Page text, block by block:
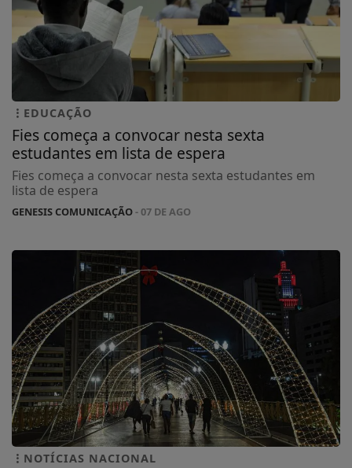
EDUCAÇÃO
Fies começa a convocar nesta sexta
estudantes em lista de espera
Fies começa a convocar nesta sexta estudantes em
lista de espera
GENESIS COMUNICAÇÃO- 07 DE AGO
NOTÍCIAS NACIONAL